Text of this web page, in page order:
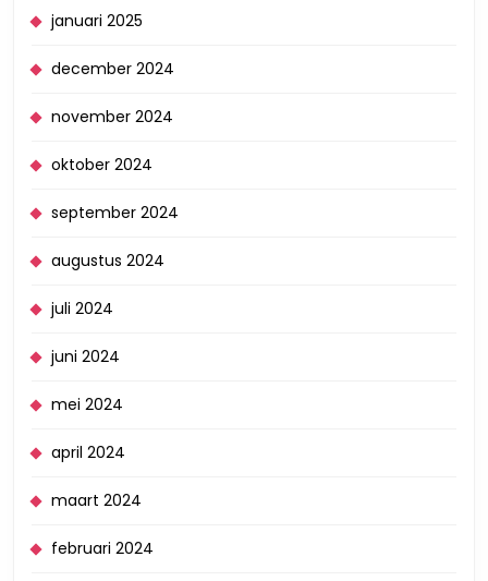
januari 2025
december 2024
november 2024
oktober 2024
september 2024
augustus 2024
juli 2024
juni 2024
mei 2024
april 2024
maart 2024
februari 2024